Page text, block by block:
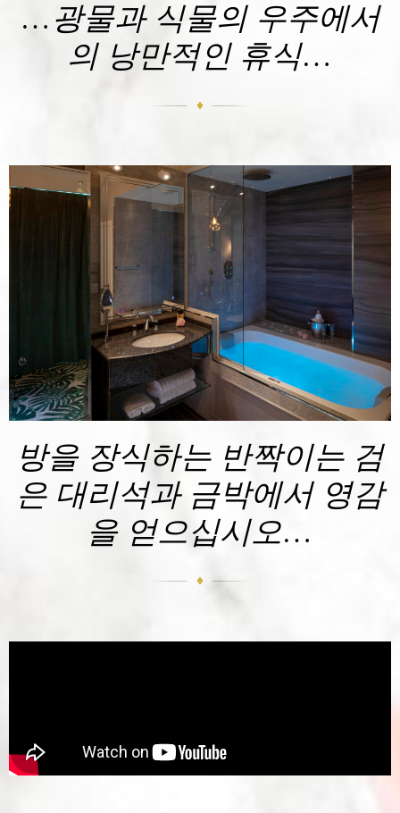
…광물과 식물의 우주에서
의 낭만적인 휴식…
방을 장식하는 반짝이는 검
은 대리석과 금박에서 영감
을 얻으십시오…